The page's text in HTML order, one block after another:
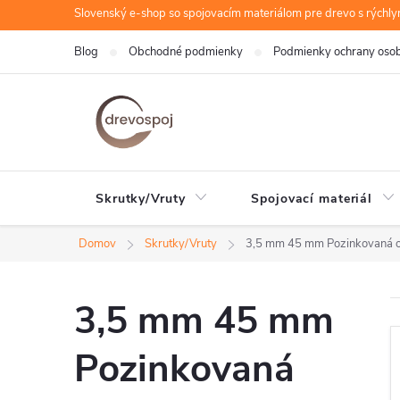
na
Slovenský e-shop so spojovacím materiálom pre drevo s
Blog Obchodné podmienky Podmienky ochrany
Skrutky/Vruty Spojovací materiál
Domov Skrutky/Vruty 3,5 mm 45 mm Pozinkovaná
3,5 mm 45 mm
Pozinkovaná